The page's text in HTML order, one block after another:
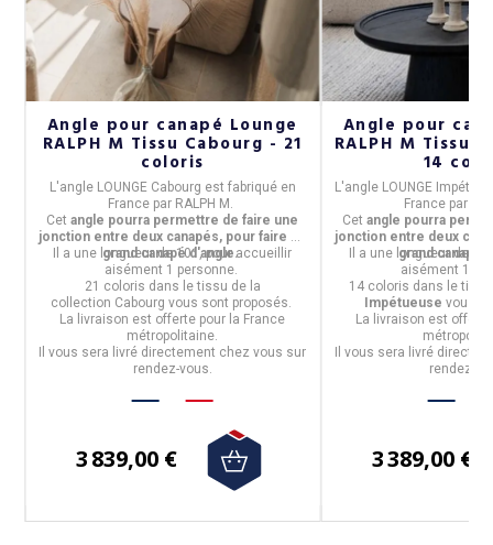
Angle pour canapé Lounge
RALPH M Tissu Cabourg - 21
coloris
L'angle LOUNGE Cabourg est fabriqué en
France par RALPH M.
Cetangle pourra permettre de faire une
jonction entre deux canapés, pour faire un
grand canapé d'angle.
Il a une longueur de101, pour accueillir
aisément 1 personne.
21 coloris dans le tissu de la
collection Cabourg vous sont proposés.
La livraison est offerte pour la France
métropolitaine.
Il vous sera livré directement chez vous sur
rendez-vous.
3 839,00 €
Angle pour
RALPH M Tissu
14
L'angle LOUNGE
France par
Cetangle pourra
jonction entre deux
grand canapé
Il a une longueur de
aisément 1
14 coloris dans le
Impétueusevous
La livraison est
Il vous sera livré
rendez-
3 389,00 €